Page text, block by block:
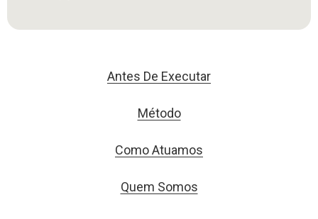
Antes De Executar
Método
Como Atuamos
Quem Somos